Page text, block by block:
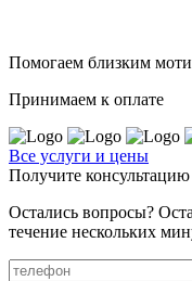
Помогаем близким
Принимаем к оплате
Все услуги и цены
Получите
Остались вопросы?
течение нескольких